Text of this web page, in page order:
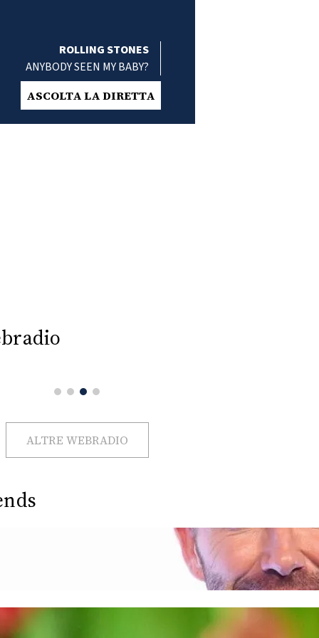
ROLLING STONES
ANYBODY SEEN MY BABY?
ASCOLTA LA DIRETTA
ALTRE WEBRADIO